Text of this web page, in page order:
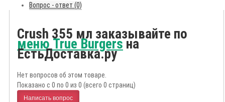
Вопрос - ответ (0)
Crush 355 мл заказывайте по
меню True Burgersна
ЕстьДоставка.ру
Нет вопросов об этом товаре.
Показано с 0 по 0 из 0 (всего 0 страниц)
Написать вопрос